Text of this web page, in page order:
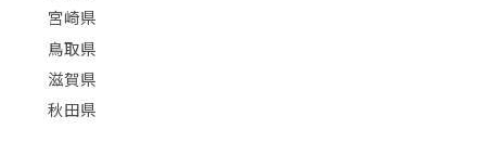
宮崎県
鳥取県
滋賀県
秋田県